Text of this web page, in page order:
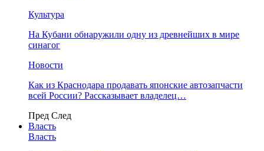
Культура
На Кубани обнаружили одну из древнейших в мире
синагог
Новости
Как из Краснодара продавать японские автозапчасти
всей России? Рассказывает владелец…
Пред След
Власть
Власть